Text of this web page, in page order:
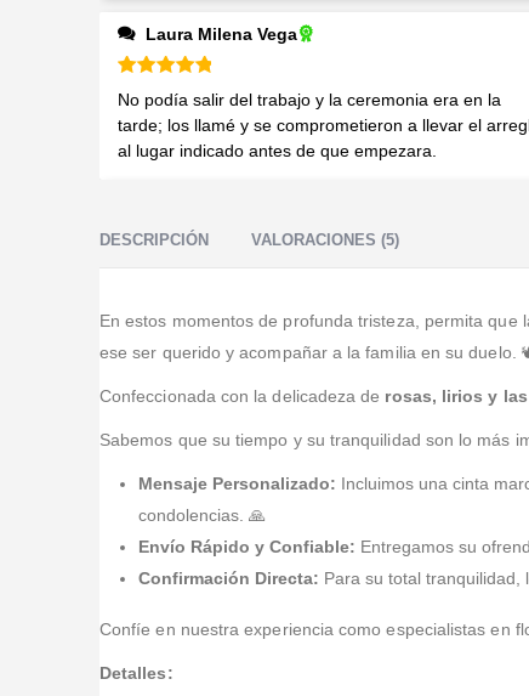
Laura Milena Vega
No podía salir del trabajo y la ceremonia era en la
tarde; los llamé y se comprometieron a llevar el
al lugar indicado antes de que empezara.
DESCRIPCIÓN VALORACIONES (5)
En estos momentos de profunda tristeza, permita
ese ser querido y acompañar a la familia en su duelo.
Confeccionada con la delicadeza de rosas, lirios y
Sabemos que su tiempo y su tranquilidad son lo más
Mensaje Personalizado: Incluimos una cinta
condolencias. 🙏
Envío Rápido y Confiable: Entregamos su
Confirmación Directa: Para su total tranquilidad,
Confíe en nuestra experiencia como especialistas en
Detalles: